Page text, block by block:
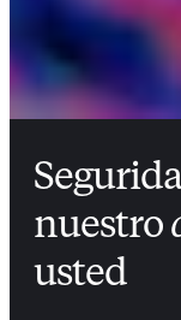
nuestro
usted